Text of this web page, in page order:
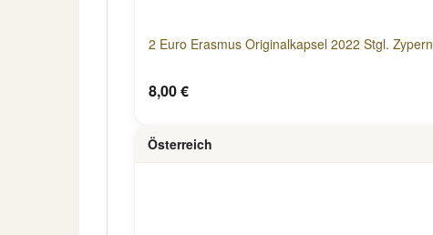
2 Euro Erasmus Originalkapsel 2022 Stgl. Zypern
8,00 €
Österreich